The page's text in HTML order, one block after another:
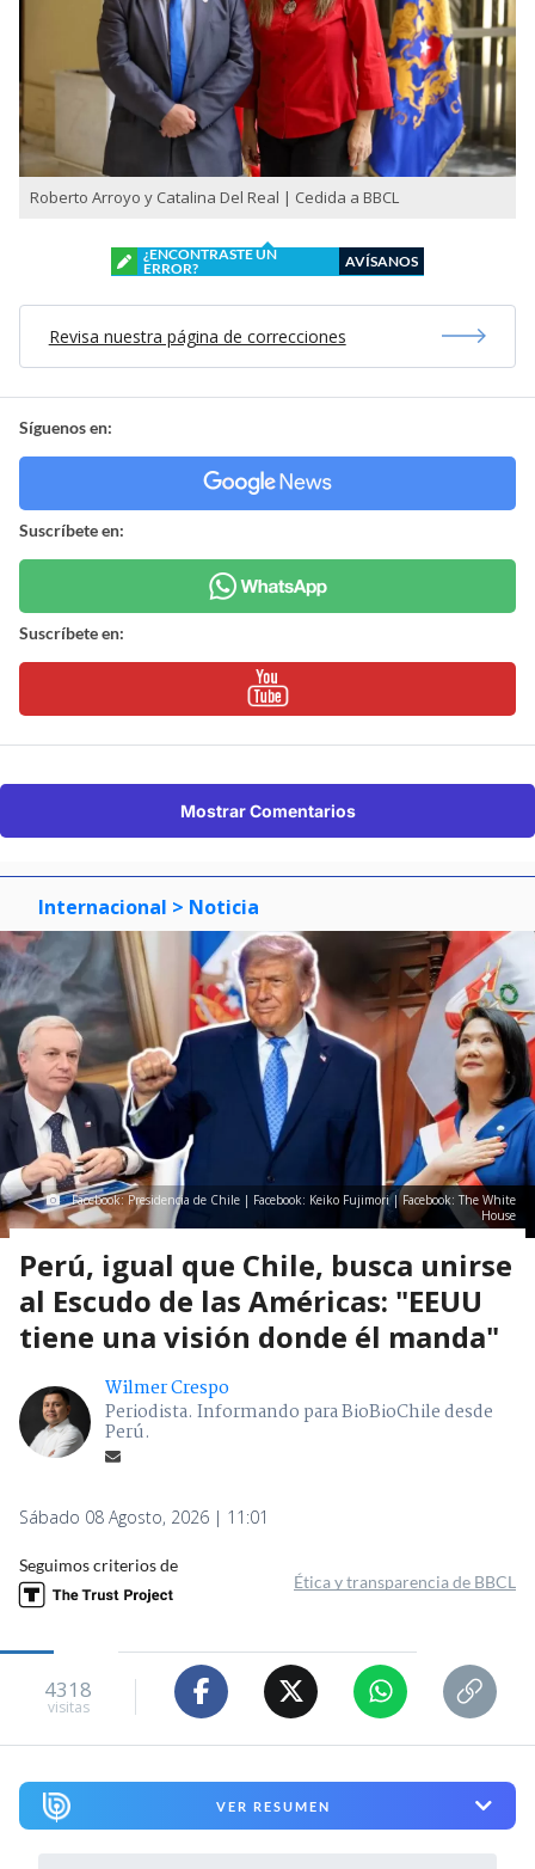
Roberto Arroyo y Catalina Del Real | Cedida a BBCL
¿ENCONTRASTE UN
ERROR?
AVÍSANOS
Revisa nuestra página de correcciones
Síguenos en:
Suscríbete en:
Suscríbete en:
Mostrar Comentarios
Internacional > Noticia
Facebook: Presidencia de Chile | Facebook: Keiko Fujimori | Facebook: The White
House
Perú, igual que Chile, busca unirse
al Escudo de las Américas: "EEUU
tiene una visión donde él manda"
Wilmer Crespo
Periodista. Informando para BioBioChile desde
Perú.
Sábado 08 Agosto, 2026 | 11:01
Seguimos criterios de
Ética y transparencia de BBCL
4318
visitas
VER RESUMEN